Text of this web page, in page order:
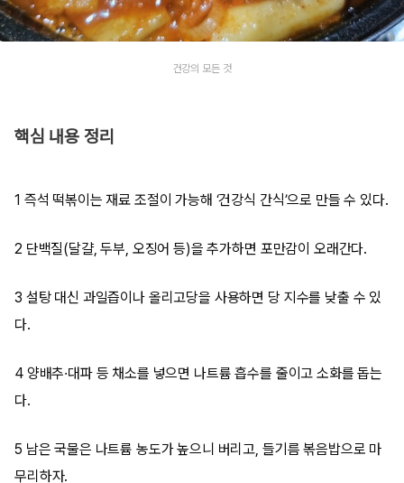
건강의 모든 것
핵심 내용 정리
1 즉석 떡볶이는 재료 조절이 가능해 ‘건강식 간식’으로 만들 수 있다.
2 단백질(달걀, 두부, 오징어 등)을 추가하면 포만감이 오래간다.
3 설탕 대신 과일즙이나 올리고당을 사용하면 당 지수를 낮출 수 있
다.
4 양배추·대파 등 채소를 넣으면 나트륨 흡수를 줄이고 소화를 돕는
다.
5 남은 국물은 나트륨 농도가 높으니 버리고, 들기름 볶음밥으로 마
무리하자.